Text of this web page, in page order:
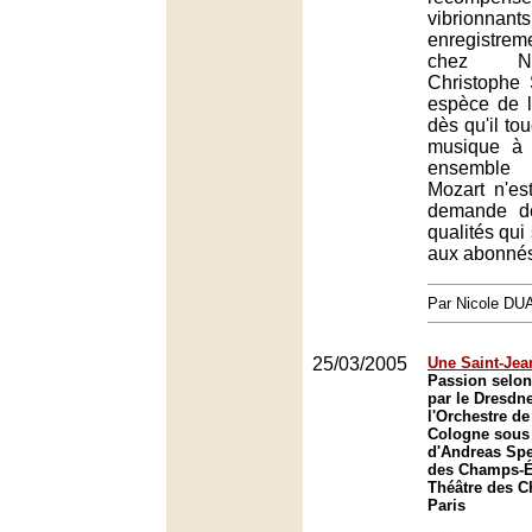
vibrionnants
chez
Christophe
espèce de
dès qu'il
musique
ensemble
Mozart
demande
qualités qui
aux
Par Nicole
25/03/2005
Une Saint-
Passion
par le
l'Orchestre
Cologne
d'Andreas
des Champs-
Théâtre des
Paris